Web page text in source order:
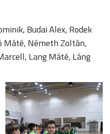
Budai Alex, Rodek
Máté, Németh Zoltán,
Lang Máté, Láng